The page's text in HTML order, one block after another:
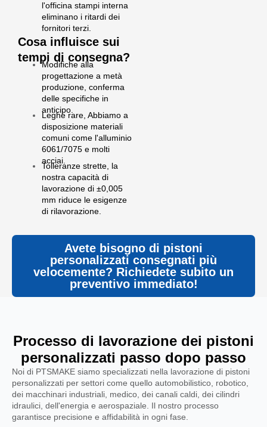
l'officina stampi interna
eliminano i ritardi dei
fornitori terzi.
Cosa influisce sui
tempi di consegna?
Modifiche alla
progettazione a metà
produzione, conferma
delle specifiche in
anticipo.
Leghe rare, Abbiamo a
disposizione materiali
comuni come l'alluminio
6061/7075 e molti
acciai.
Tolleranze strette, la
nostra capacità di
lavorazione di ±0,005
mm riduce le esigenze
di rilavorazione.
Avete bisogno di pistoni
personalizzati consegnati più
velocemente? Richiedete subito un
preventivo immediato!
Processo di lavorazione dei pistoni
personalizzati passo dopo passo
Noi di PTSMAKE siamo specializzati nella lavorazione di pistoni
personalizzati per settori come quello automobilistico, robotico,
dei macchinari industriali, medico, dei canali caldi, dei cilindri
idraulici, dell'energia e aerospaziale. Il nostro processo
garantisce precisione e affidabilità in ogni fase.